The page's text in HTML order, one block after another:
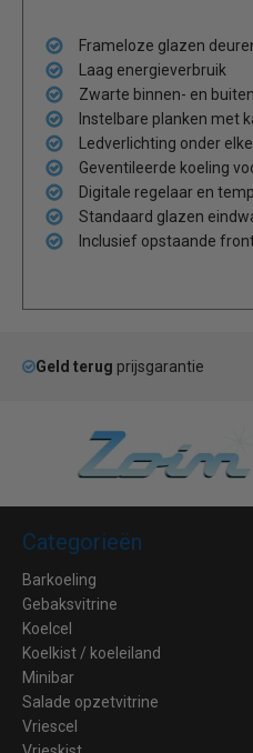
Frameloze glazen
Laag energieverbruik
Zwarte binnen- en
Instelbare planken met
Ledverlichting onder
Geventileerde koeling
Digitale regelaar en
Standaard glazen
Inclusief opstaande
Geld terug prijsgarantie
Categorieën
Barkoeling
Gebaksvitrine
Koelcel
Koelkist / koeleiland
Minibar
Salade opzetvitrine
Vriescel